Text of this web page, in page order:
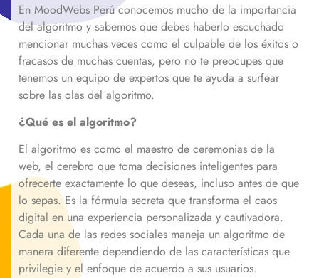
En MoodWebs Perú conocemos mucho de la importancia
del algoritmo y sabemos que debes haberlo escuchado
mencionar muchas veces como el culpable de los éxitos o
fracasos de muchas cuentas, pero no te preocupes que
tenemos un equipo de expertos que te ayuda a surfear
sobre las olas del algoritmo.
¿Qué es el algoritmo?
El algoritmo es como el maestro de ceremonias de la
web, el cerebro que toma decisiones inteligentes para
ofrecerte exactamente lo que deseas, incluso antes de que
lo sepas. Es la fórmula secreta que transforma el caos
digital en una experiencia personalizada y cautivadora.
Cada una de las redes sociales maneja un algoritmo de
manera diferente dependiendo de las características que
privilegie y el enfoque de acuerdo a sus usuarios.